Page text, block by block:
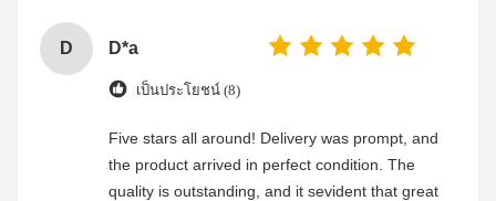
D D*a
เป็นประโยชน์ (8)
Five stars all around! Delivery was prompt, and
the product arrived in perfect condition. The
quality is outstanding, and it sevident that great